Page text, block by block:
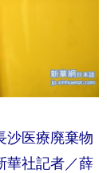
沙医療廃棄物
華社記者／薛